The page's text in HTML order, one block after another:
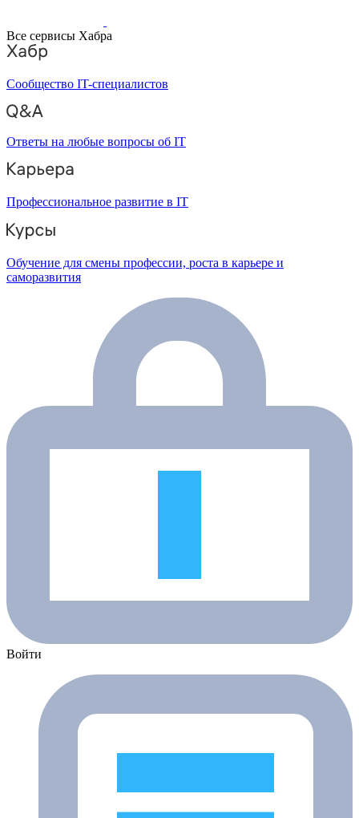
Все сервисы Хабра
Сообщество IT-специалистов
Ответы на любые вопросы об IT
Профессиональное развитие в IT
Обучение для смены профессии, роста в карьере и
саморазвития
Войти